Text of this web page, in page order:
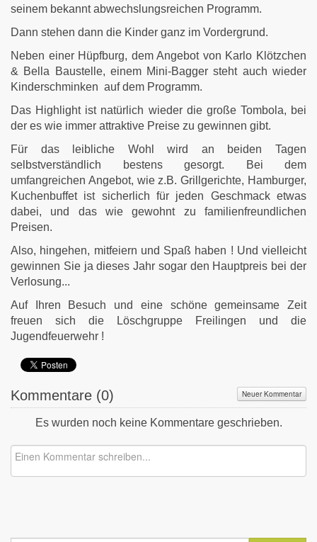
seinem bekannt abwechslungsreichen Programm.
Dann stehen dann die Kinder ganz im Vordergrund.
Neben einer Hüpfburg, dem Angebot von Karlo Klötzchen
& Bella Baustelle, einem Mini-Bagger steht auch wieder
Kinderschminken auf dem Programm.
Das Highlight ist natürlich wieder die große Tombola, bei
der es wie immer attraktive Preise zu gewinnen gibt.
Für das leibliche Wohl wird an beiden Tagen
selbstverständlich bestens gesorgt. Bei dem
umfangreichen Angebot, wie z.B. Grillgerichte, Hamburger,
Kuchenbuffet ist sicherlich für jeden Geschmack etwas
dabei, und das wie gewohnt zu familienfreundlichen
Preisen.
Also, hingehen, mitfeiern und Spaß haben ! Und vielleicht
gewinnen Sie ja dieses Jahr sogar den Hauptpreis bei der
Verlosung...
Auf Ihren Besuch und eine schöne gemeinsame Zeit
freuen sich die Löschgruppe Freilingen und die
Jugendfeuerwehr !
Kommentare (0) Neuer Kommentar
Es wurden noch keine Kommentare geschrieben.